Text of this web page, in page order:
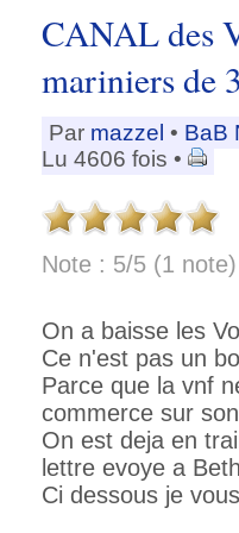
CANAL des
mariniers de
Par mazzel • BaB
Lu 4606 fois •
Note : 5/5 (1 note)
On a baisse les
Ce n'est pas un
Parce que la vnf
commerce sur
On est deja en
lettre evoye a
Ci dessous je